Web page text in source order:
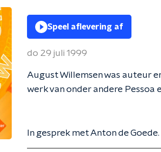
Speel aflevering af
do 29 juli 1999
August Willemsen was auteur
werk van onder andere Pessoa
In gesprek met Anton de Goede.